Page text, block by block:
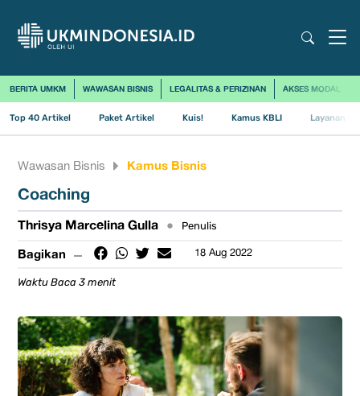
BERITA UMKM WAWASAN BISNIS LEGALITAS & PERIZINAN AKSES MODAL
Top 40 Artikel Paket Artikel Kuis! Kamus KBLI Layanan
Wawasan Bisnis Kamus Bisnis
Coaching
Thrisya Marcelina Gulla • Penulis
Bagikan 18 Aug 2022
Waktu Baca 3 menit